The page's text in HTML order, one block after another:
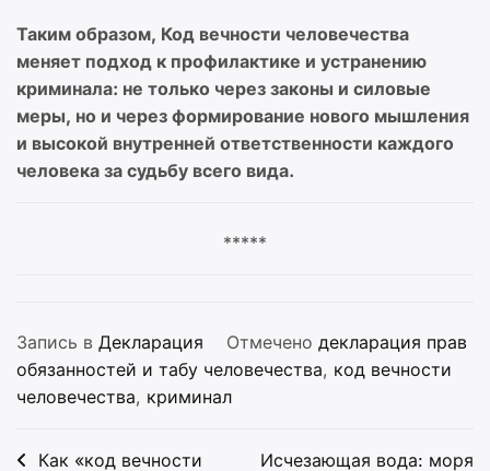
Таким образом, Код вечности человечества
меняет подход к профилактике и устранению
криминала: не только через законы и силовые
меры, но и через формирование нового мышления
и высокой внутренней ответственности каждого
человека за судьбу всего вида.
*****
Запись в Декларация Отмечено декларация прав
обязанностей и табу человечества, код вечности
человечества, криминал
Навигация
Как «код вечности Исчезающая вода: моря